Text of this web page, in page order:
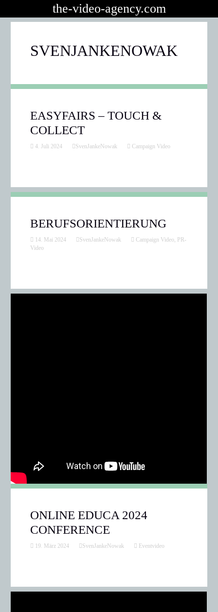
the-video-agency.com
SVENJANKENOWAK
EASYFAIRS – TOUCH &
COLLECT
4. Juli 2024 SvenJankeNowak Campaign Video
BERUFSORIENTIERUNG
14. Mai 2024 SvenJankeNowak Campaign Video, PR-
Video
ONLINE EDUCA 2024
CONFERENCE
19. März 2024 SvenJankeNowak Eventvideo